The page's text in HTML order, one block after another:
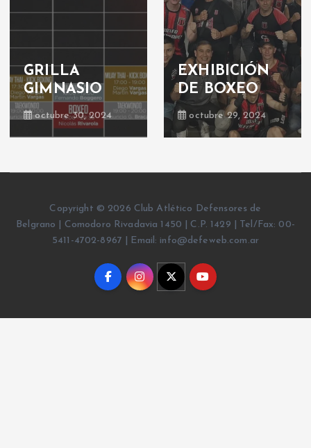
GRILLA
GIMNASIO
octubre 30, 2024
EXHIBICIÓN
DE BOXEO
octubre 29, 2024
Copyright © 2026 Club Atlético Defensores de
Belgrano | Comodoro Rivadavia 1450 | C.P. 1429 | Tel/Fax: 00-
5411-4702-8967 | Email: info@defeweb.com.ar